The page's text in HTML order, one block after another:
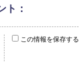
ト：
この情報を保存する